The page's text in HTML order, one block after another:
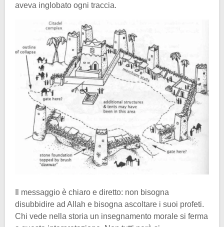
aveva inglobato ogni traccia.
Il messaggio è chiaro e diretto: non bisogna
disubbidire ad Allah e bisogna ascoltare i suoi profeti.
Chi vede nella storia un insegnamento morale si ferma